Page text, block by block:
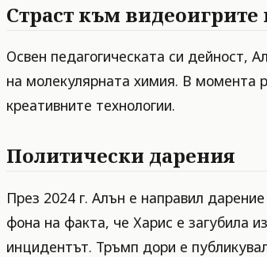
Страст към
Освен педагогическата си дейност,
на молекулярната химия. В момента
креативните технологии.
Политически дарения
През 2024 г. Алън е направил
фона на факта, че Харис е загубила
инцидентът. Тръмп дори е